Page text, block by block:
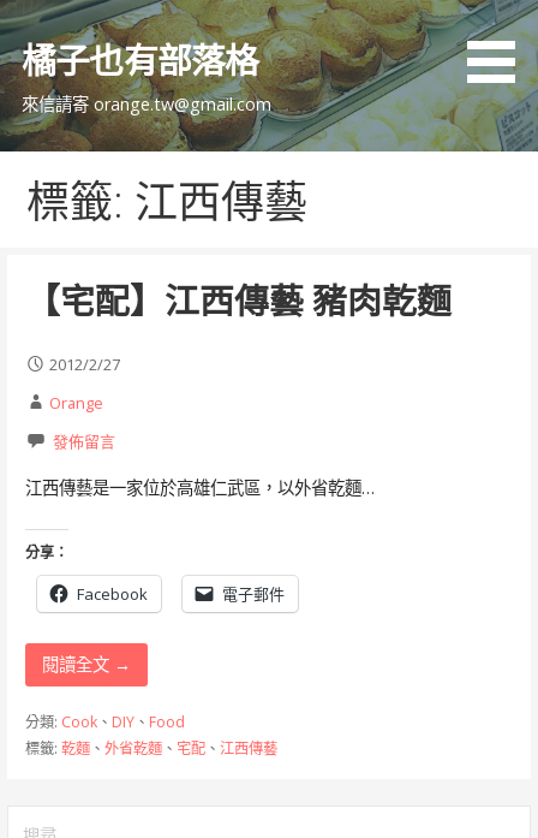
跳
主
內
橘子也有部落格
來信請寄 orange.tw@gmail.com
標籤: 江西傳藝
【宅配】江西傳藝 豬肉乾麵
2012/2/27
Orange
發佈留言
江西傳藝是一家位於高雄仁武區，以外省乾麵…
分享：
Facebook 電子郵件
閱讀全文 →
分類: Cook、 DIY、 Food
標籤: 乾麵、 外省乾麵、 宅配、 江西傳藝